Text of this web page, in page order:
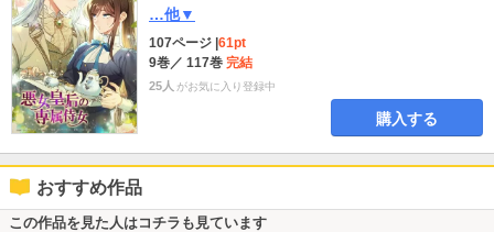
…他▼
107ページ 61pt
9巻／ 117巻 完結
25人 がお気に入り登録中
購入する
おすすめ作品
この作品を見た人はコチラも見ています